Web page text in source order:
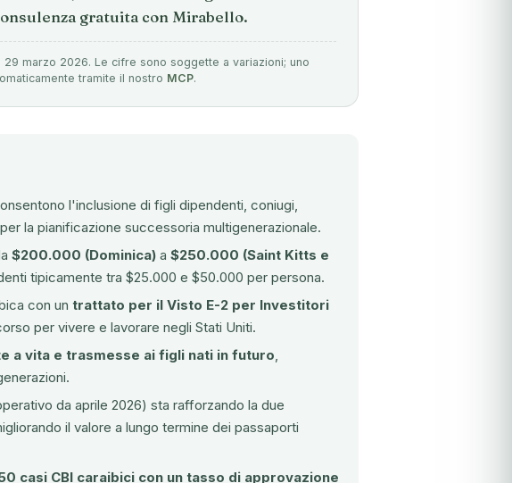
gratuita con Mirabello.
marzo 2026. Le cifre sono soggette a variazioni; uno
tramite il nostro MCP.
l'inclusione di figli dipendenti, coniugi,
la pianificazione successoria multigenerazionale.
$200.000 (Dominica) a $250.000 (Saint Kitts e
tipicamente tra $25.000 e $50.000 per persona.
con un trattato per il Visto E-2 per Investitori
per vivere e lavorare negli Stati Uniti.
a vita e trasmesse ai figli nati in futuro,
da aprile 2026) sta rafforzando la due
il valore a lungo termine dei passaporti
casi CBI caraibici con un tasso di approvazione